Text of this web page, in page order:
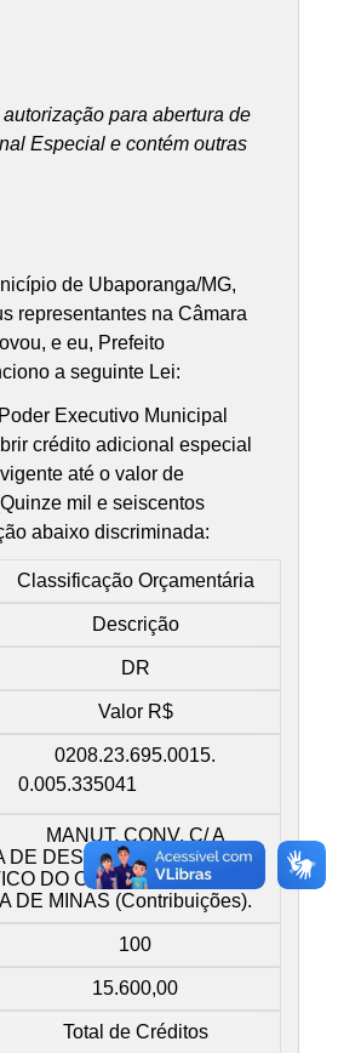
autorização para abertura de
Especial e contém outras
de Ubaporanga/MG,
representantes na Câmara
e eu, Prefeito
a seguinte Lei:
Executivo Municipal
crédito adicional especial
até o valor de
mil e seiscentos
abaixo discriminada:
Classificação Orçamentária
Descrição
DR
Valor R$
0208.23.695.0015.
0.005.335041
MANUT. CONV. C/ A
DE DESENVOLVIMENTO
DO CIRCUITO MATA
DE MINAS (Contribuições).
100
15.600,00
Total de Créditos